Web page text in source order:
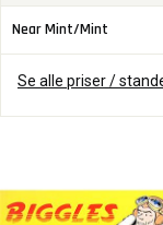
Near Mint/Mint
Se alle priser /